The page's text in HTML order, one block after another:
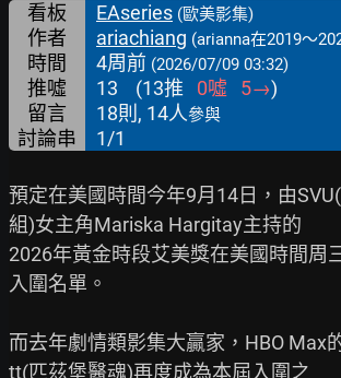
看板 EAseries (歐美影集)
作者 ariachiang (arianna在2019～
時間 4周前 (2026/07/09 03:32)
推噓 13 (13推 0噓 5→)
留言
18則, 14人參與
討論串 1/1